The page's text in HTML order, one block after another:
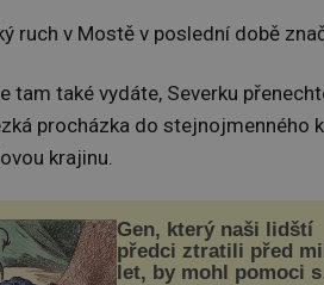
ruch v Mostě v poslední době
tam také vydáte, Severku
procházka do stejnojmenného
krajinu.
Gen, který naši lidští
předci ztratili před
let, by mohl pomoci s